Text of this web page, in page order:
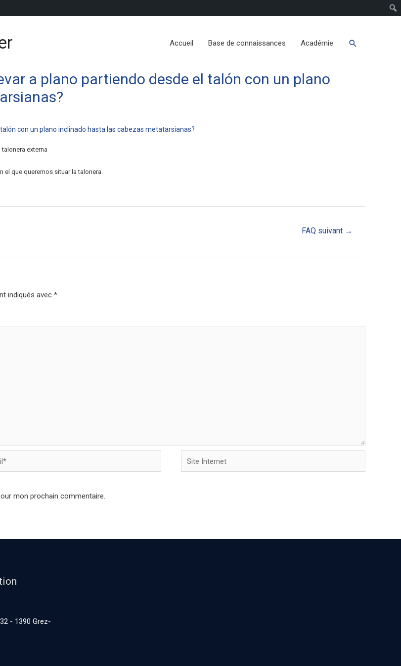
Accueil Base de connaissances Académie
a plano partiendo desde el talón con un plano
con un plano inclinado hasta las cabezas metatarsianas?
externa
que queremos situar la talonera.
FAQ suivant →
indiqués avec *
mon prochain commentaire.
- 1390 Grez-